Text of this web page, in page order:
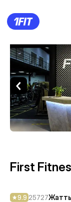
жаттығу түрі
First
First
9.9 25727